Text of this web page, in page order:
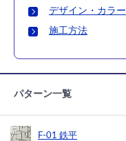
デザイン・カラー
施工方法
パターン一覧
F-01 鉄平